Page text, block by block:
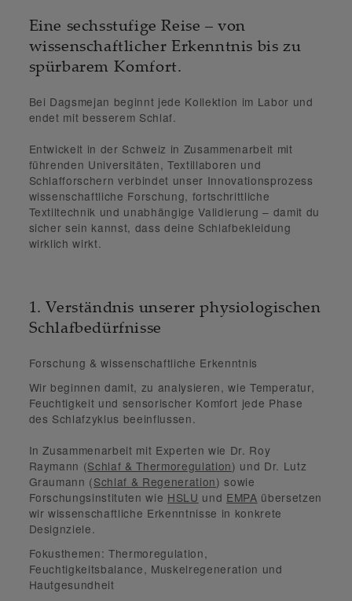
Eine sechsstufige Reise – von
wissenschaftlicher Erkenntnis bis zu
spürbarem Komfort.
Bei Dagsmejan beginnt jede Kollektion im Labor und
endet mit besserem Schlaf.
Entwickelt in der Schweiz in Zusammenarbeit mit
führenden Universitäten, Textillaboren und
Schlafforschern verbindet unser Innovationsprozess
wissenschaftliche Forschung, fortschrittliche
Textiltechnik und unabhängige Validierung – damit du
sicher sein kannst, dass deine Schlafbekleidung
wirklich wirkt.
1. Verständnis unserer physiologischen
Schlafbedürfnisse
Forschung & wissenschaftliche Erkenntnis
Wir beginnen damit, zu analysieren, wie Temperatur,
Feuchtigkeit und sensorischer Komfort jede Phase
des Schlafzyklus beeinflussen.
In Zusammenarbeit mit Experten wie Dr. Roy
Raymann (Schlaf & Thermoregulation) und Dr. Lutz
Graumann (Schlaf & Regeneration) sowie
Forschungsinstituten wie HSLU und EMPA übersetzen
wir wissenschaftliche Erkenntnisse in konkrete
Designziele.
Fokusthemen: Thermoregulation,
Feuchtigkeitsbalance, Muskelregeneration und
Hautgesundheit